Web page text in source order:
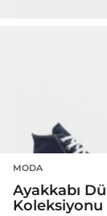
MODA
Ayakkabı
Koleksiyonu